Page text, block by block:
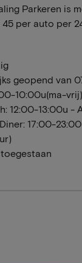
Parkeren is
per auto per
geopend van
10:00u(ma-
12:00-13:00u -
17:00-